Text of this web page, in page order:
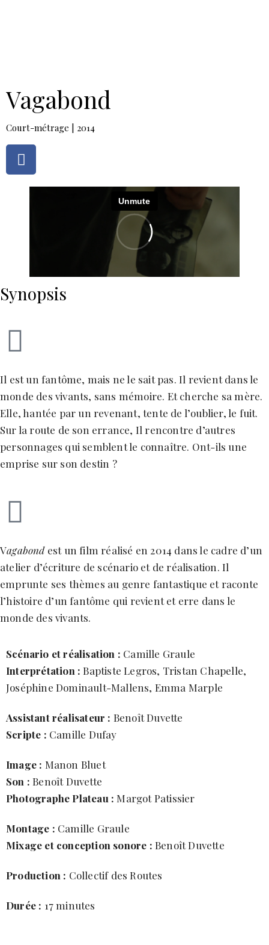
Vagabond
Court-métrage | 2014
Synopsis
Il est un fantôme, mais ne le sait pas. Il revient dans le
monde des vivants, sans mémoire. Et cherche sa mère.
Elle, hantée par un revenant, tente de l’oublier, le fuit.
Sur la route de son errance, Il rencontre d’autres
personnages qui semblent le connaître. Ont-ils une
emprise sur son destin ?
Vagabondest un film réalisé en 2014 dans le cadre d’un
atelier d’écriture de scénario et de réalisation. Il
emprunte ses thèmes au genre fantastique et raconte
l’histoire d’un fantôme qui revient et erre dans le
monde des vivants.
Scénario et réalisation : Camille Graule
Interprétation : Baptiste Legros, Tristan Chapelle,
Joséphine Dominault-Mallens, Emma Marple
Assistant réalisateur : Benoît Duvette
Scripte : Camille Dufay
Image : Manon Bluet
Son : Benoît Duvette
Photographe Plateau : Margot Patissier
Montage : Camille Graule
Mixage et conception sonore : Benoît Duvette
Production : Collectif des Routes
Durée : 17 minutes